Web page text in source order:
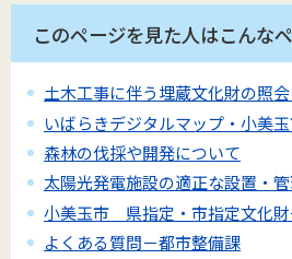
このページを見た人はこんな
土木工事に伴う埋蔵文化財の照
いばらきデジタルマップ・小美
森林の伐採や開発について
太陽光発電施設の適正な設置・
小美玉市 県指定・市指定文化財
よくある質問－都市整備課